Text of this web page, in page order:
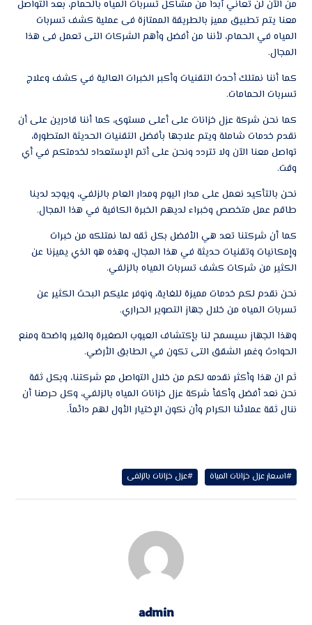
من الآن لن تعاني أبداً من مشاكل تسربات المياه بالحمام، بعد التواصل
معنا يتم تطبيق مميز بالطريقة الممتازة فى عملية كشف تسربات
المياه في الحمام، لأننا من أفضل وأهم الشركات التى تعمل فى هذا
المجال.
كما أننا نمتلك أحدث التقنيات وأكبر الخبرات العالية في كشف وعلاج
تسربات الحمامات.
كما نحن شركة عزل خزانات على أعلى مستوى، كما أننا قادرين على أن
نقدم خدمات شاملة ويتم علاجها بأفضل التقنيات الحديثة المتطورة،
تواصل معنا الآن ولا تتردد ونحن على أتم الإستعداد لخدمتكم في أي
وقت.
نحن بالتأكيد نعمل على مدار اليوم ومدار العام بالزلفي، ويوجد لدينا
طاقم عمل متخصص وخبراء لديهم الخبرة الكافية في هذا المجال.
كما أن شركتنا تعد هي الأفضل بكل ثقه لما نمتلكه من خبرات
وإمكانيات وتقنيات حديثة في هذا المجال، وهذه هو الذي يميزنا عن
الكثير من شركات كشف تسربات المياه بالزلفي.
نحن نقدم لكم خدمات مميزة للغاية، ونوفر عليكم البحث الكثير عن
تسربات المياه من خلال جهاز التصوير الحراري.
وهذا الجهاز سيسمح لنا بإكتشاف العيوب الصغيرة والغير واضحة ومنع
الحوادث وغمر الشقق التى تكون في الطابق الأرضي.
ثم ان هذا وأكثر نقدمه لكم من خلال التواصل مع شركتنا، وبكل ثقة
نحن نعد أفضل وأكفأ شركة عزل خزانات المياه بالزلفي، وكل حرصنا أن
ننال ثقة عملائنا الكرام وأن نكون الإختيار الأول لهم دائماً.
#اسعار عزل خزانات المياة #عزل خزانات بالزلفى
admin